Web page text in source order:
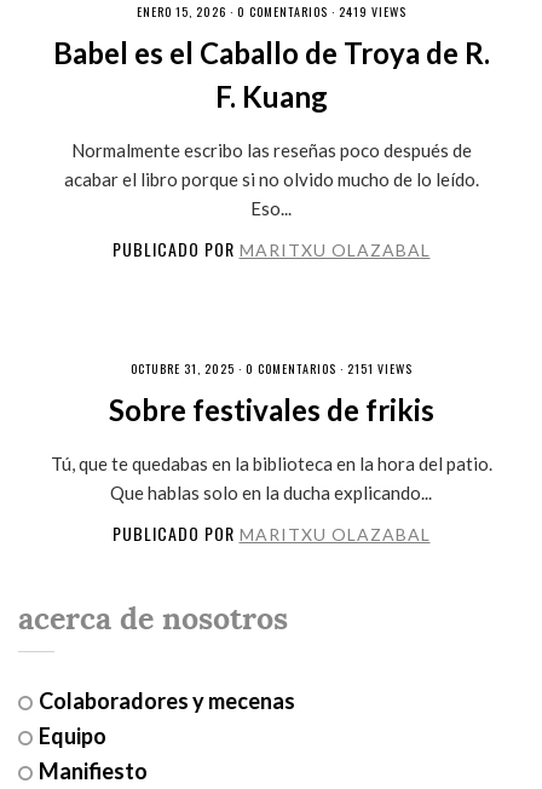
ENERO 15, 2026 · 0 COMENTARIOS · 2419 VIEWS
Babel es el Caballo de Troya de R.
F. Kuang
Normalmente escribo las reseñas poco después de
acabar el libro porque si no olvido mucho de lo leído.
Eso...
PUBLICADO POR MARITXU OLAZABAL
OCTUBRE 31, 2025 · 0 COMENTARIOS · 2151 VIEWS
Sobre festivales de frikis
Tú, que te quedabas en la biblioteca en la hora del patio.
Que hablas solo en la ducha explicando...
PUBLICADO POR MARITXU OLAZABAL
acerca de nosotros
Colaboradores y mecenas
Equipo
Manifiesto